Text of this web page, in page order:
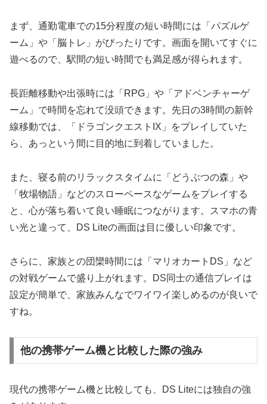
まず、通勤電車での15分程度の短い時間には「パズルゲ
ーム」や「脳トレ」がぴったりです。画面を開いてすぐに
遊べるので、駅間の短い時間でも満足感が得られます。
長距離移動や出張時には「RPG」や「アドベンチャーゲ
ーム」で時間を忘れて没頭できます。先日の3時間の新幹
線移動では、「ドラゴンクエストIX」をプレイしていた
ら、あっという間に目的地に到着していました。
また、寝る前のリラックスタイムに「どうぶつの森」や
「牧場物語」などのスローペースなゲームをプレイする
と、心が落ち着いて良い睡眠につながります。スマホの青
い光と違って、DS Liteの画面は目に優しい印象です。
さらに、家族との団欒時間には「マリオカートDS」など
の対戦ゲームで盛り上がれます。DS同士の通信プレイは
設定が簡単で、家族みんなでワイワイ楽しめるのが良いで
すね。
他の携帯ゲーム機と比較した際の強み
現代の携帯ゲーム機と比較しても、DS Liteには独自の強